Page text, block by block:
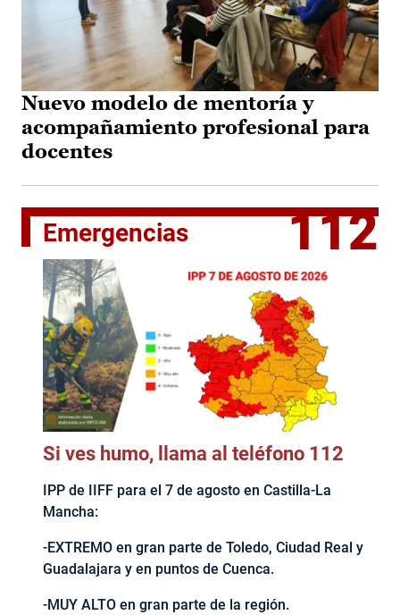
Nuevo modelo de mentoría y
acompañamiento profesional para
docentes
Emergencias 112
Si ves humo, llama al teléfono 112
IPP de IIFF para el 7 de agosto en Castilla-La
Mancha:
-EXTREMO en gran parte de Toledo, Ciudad Real y
Guadalajara y en puntos de Cuenca.
-MUY ALTO en gran parte de la región.